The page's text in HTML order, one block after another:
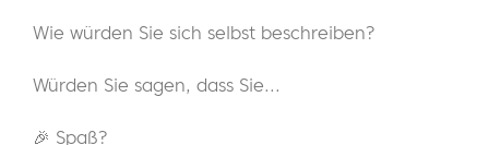
Wie würden Sie sich selbst beschreiben?
Würden Sie sagen, dass Sie...
🎉 Spaß?